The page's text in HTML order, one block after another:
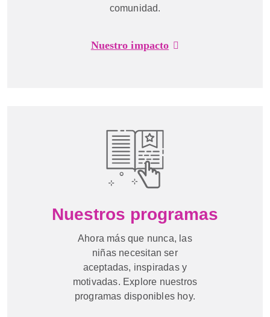
comunidad.
Nuestro impacto
Nuestros programas
Ahora más que nunca, las
niñas necesitan ser
aceptadas, inspiradas y
motivadas. Explore nuestros
programas disponibles hoy.